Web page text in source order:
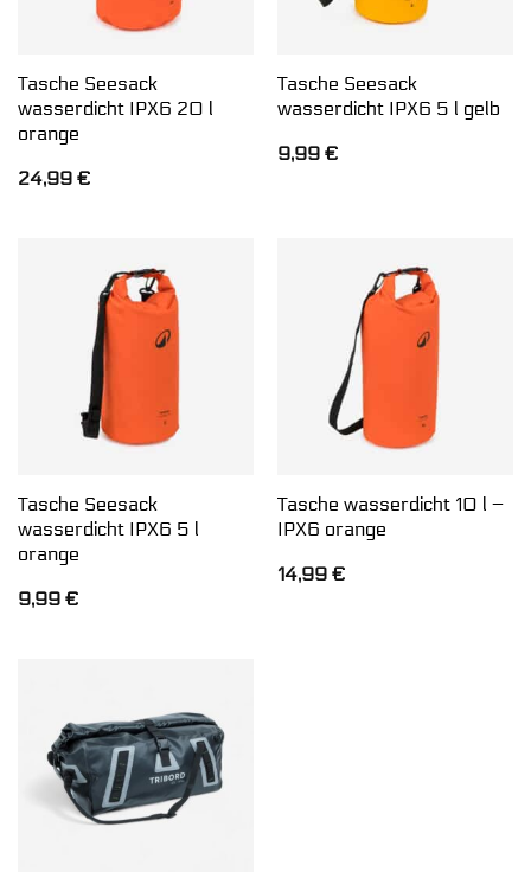
Tasche Seesack
wasserdicht IPX6 20 l
orange
24,99 €
Tasche Seesack
wasserdicht IPX6 5 l gelb
9,99 €
Tasche Seesack
wasserdicht IPX6 5 l
orange
9,99 €
Tasche wasserdicht 10 l –
IPX6 orange
14,99 €